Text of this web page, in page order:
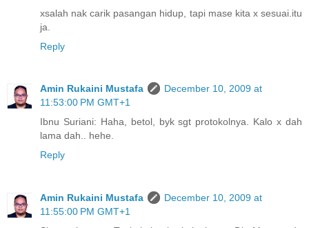
xsalah nak carik pasangan hidup, tapi mase kita x sesuai.itu
ja.
Reply
Amin Rukaini Mustafa
December 10, 2009 at
11:53:00 PM GMT+1
Ibnu Suriani: Haha, betol, byk sgt protokolnya. Kalo x dah
lama dah.. hehe.
Reply
Amin Rukaini Mustafa
December 10, 2009 at
11:55:00 PM GMT+1